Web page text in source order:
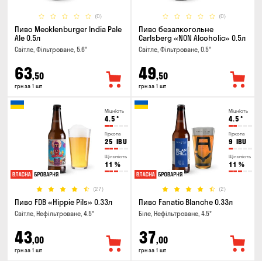
(0)
Пиво Mecklenburger India Pale
Ale 0.5л
Світле, Фільтроване, 5.6°
63,50
грн за 1 шт
(0)
Пиво безалкогольне
Carlsberg «NON Alcoholic» 0.5л
Світле, Фільтроване, 0.5°
49,50
грн за 1 шт
Міцність
4.5 °
Гіркота
25 IBU
Щільність
11 %
(27)
Пиво FDB «Hippie Pils» 0.33л
Світле, Нефільтроване, 4.5°
43,00
грн за 1 шт
Міцність
4.5 °
Гіркота
9 IBU
Щільність
11 %
(2)
Пиво Fanatic Blanche 0.33л
Біле, Нефільтроване, 4.5°
37,00
грн за 1 шт